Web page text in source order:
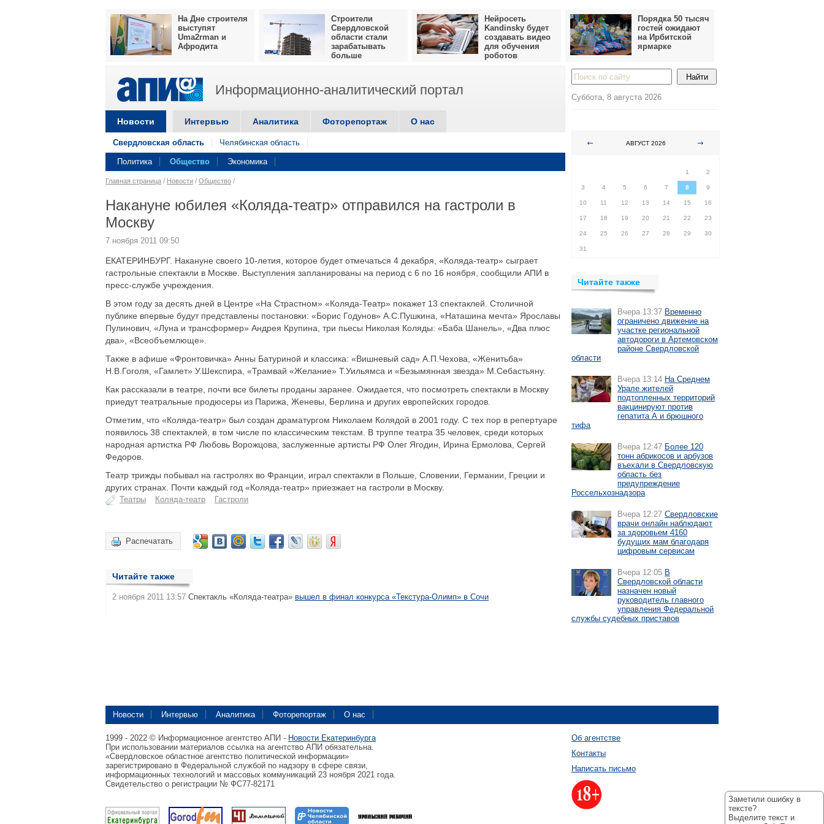
На Дне строителя
выступят
Uma2rman и
Афродита
Строители
Свердловской
области стали
зарабатывать
больше
Нейросеть
Kandinsky будет
создавать видео
для обучения
роботов
Порядка 50 тысяч
гостей ожидают
на Ирбитской
ярмарке
Информационно-аналитический портал
Новости Интервью Аналитика Фоторепортаж О нас
Свердловская область Челябинская область
Политика Общество Экономика
Главная страница / Новости / Общество /
Накануне юбилея «Коляда-театр» отправился на гастроли в
Москву
7 ноября 2011 09:50
ЕКАТЕРИНБУРГ. Накануне своего 10-летия, которое будет отмечаться 4 декабря, «Коляда-театр» сыграет
гастрольные спектакли в Москве. Выступления запланированы на период с 6 по 16 ноября, сообщили АПИ в
пресс-службе учреждения.
В этом году за десять дней в Центре «На Страстном» «Коляда-Театр» покажет 13 спектаклей. Столичной
публике впервые будут представлены постановки: «Борис Годунов» А.С.Пушкина, «Наташина мечта» Ярославы
Пулинович, «Луна и трансформер» Андрея Крупина, три пьесы Николая Коляды: «Баба Шанель», «Два плюс
два», «Всеобъемлюще».
Также в афише «Фронтовичка» Анны Батуриной и классика: «Вишневый сад» А.П.Чехова, «Женитьба»
Н.В.Гоголя, «Гамлет» У.Шекспира, «Трамвай «Желание» Т.Уильямса и «Безымянная звезда» М.Себастьяну.
Как рассказали в театре, почти все билеты проданы заранее. Ожидается, что посмотреть спектакли в Москву
приедут театральные продюсеры из Парижа, Женевы, Берлина и других европейских городов.
Отметим, что «Коляда-театр» был создан драматургом Николаем Колядой в 2001 году. С тех пор в репертуаре
появилось 38 спектаклей, в том числе по классическим текстам. В труппе театра 35 человек, среди которых
народная артистка РФ Любовь Ворожцова, заслуженные артисты РФ Олег Ягодин, Ирина Ермолова, Сергей
Федоров.
Театр трижды побывал на гастролях во Франции, играл спектакли в Польше, Словении, Германии, Греции и
других странах. Почти каждый год «Коляда-театр» приезжает на гастроли в Москву.
Театры Коляда-театр Гастроли
Распечатать
Читайте также
2 ноября 2011 13:57 Спектакль «Коляда-театра» вышел в финал конкурса «Текстура-Олимп» в Сочи
Суббота, 8 августа 2026
АВГУСТ 2026
1
2
3 4 5 6 7 8 9
10 11 12 13 14 15 16
17 18 19 20 21 22 23
24 25 26 27 28 29 30
31
Читайте также
Вчера 13:37 Временно
ограничено движение на
участке региональной
автодороги в Артемовском
районе Свердловской
области
Вчера 13:14 На Среднем
Урале жителей
подтопленных территорий
вакцинируют против
гепатита А и брюшного
тифа
Вчера 12:47 Более 120
тонн абрикосов и арбузов
въехали в Свердловскую
область без
предупреждение
Россельхознадзора
Вчера 12:27 Свердловские
врачи онлайн наблюдают
за здоровьем 4160
будущих мам благодаря
цифровым сервисам
Вчера 12:05 В
Свердловской области
назначен новый
руководитель главного
управления Федеральной
службы судебных приставов
Новости Интервью Аналитика Фоторепортаж О нас
1999 - 2022 © Информационное агентство АПИ - Новости Екатеринбурга
При использовании материалов ссылка на агентство АПИ обязательна.
«Свердловское областное агентство политической информации»
зарегистрировано в Федеральной службой по надзору в сфере связи,
информационных технологий и массовых коммуникаций 23 ноября 2021 года.
Свидетельство о регистрации № ФС77-82171
Об агентстве
Контакты
Написать письмо
Заметили ошибку в
тексте?
Выделите текст и